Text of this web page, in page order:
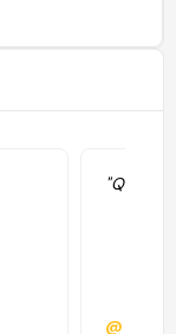
"Qui